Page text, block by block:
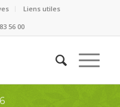
Liens utiles
56 00